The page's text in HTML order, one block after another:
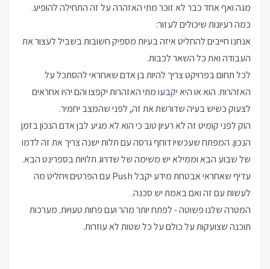
מגה ואף אחד כבר לא זוכר מתי האזהרה על זה התחילה להופיע.
כמה רעיונות שיכולים לעזור:
אנחנו חייבים להחליט איזה בעיות מספיק חשובות בשביל לעצור את
העבודה ואת כל השאר לכבות.
לכל תחום בפרויקט צריך להיות בן אדם שאחראי להסתכל על
האזהרות. הוא או היא יקבעו מתי האזהרות יקפצו והם יהיו אחראים
לצעוק כשיש בעיה שדורשת את זה, לפני שהמצב יחמיר.
הוק לפני קומיט זה לא רעיון טוב כי הוא לא מגיע לבן אדם הנכון בזמן
הנכון. המפתח שעכשיו דוחף גרסה עם תלות ישנה צריך את זה לדמו
של שבוע הבא וממילא יש משימה של שדרוג תלויות בספרינט הבא.
עדיף שאחראי אבטחת מידע יקבל Push עם הפרטים ויחליט מה
לעשות עם זה ואם באמת יש סכנה.
המטרה שלנו פשוטה - לפתח יותר מהר ועם פחות טעויות. מערכות
תוכנה שצועקות על כולם על כל שטות לא עוזרות.